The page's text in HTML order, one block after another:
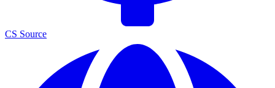
CS Source